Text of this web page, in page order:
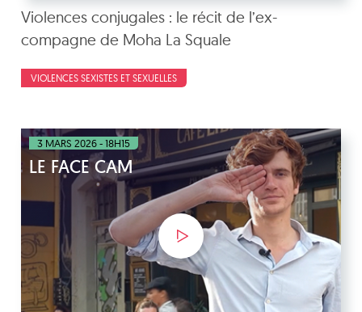
Violences conjugales : le récit de l’ex-
compagne de Moha La Squale
VIOLENCES SEXISTES ET SEXUELLES
3 MARS 2026 - 18H15
LE FACE CAM